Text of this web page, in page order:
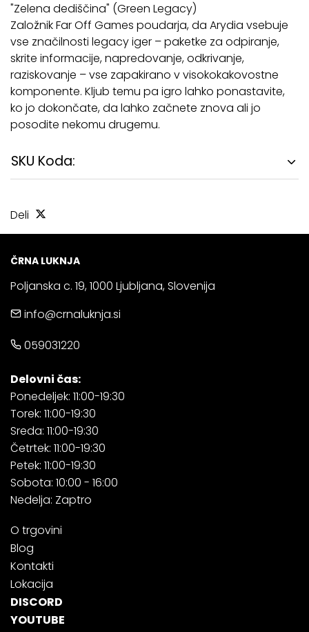
"Zelena dediščina" (Green Legacy)
Založnik Far Off Games poudarja, da Arydia vsebuje
vse značilnosti legacy iger – paketke za odpiranje,
skrite informacije, napredovanje, odkrivanje,
raziskovanje – vse zapakirano v visokokakovostne
komponente. Kljub temu pa igro lahko ponastavite,
ko jo dokončate, da lahko začnete znova ali jo
posodite nekomu drugemu.
SKU Koda:
Deli
ČRNA LUKNJA
Poljanska c. 19, 1000 Ljubljana, Slovenija
info@crnaluknja.si
059031220
Delovni čas:
Ponedeljek: 11:00-19:30
Torek: 11:00-19:30
Sreda: 11:00-19:30
Četrtek: 11:00-19:30
Petek: 11:00-19:30
Sobota: 10:00 - 16:00
Nedelja: Zaptro
O trgovini
Blog
Kontakti
Lokacija
DISCORD
YOUTUBE